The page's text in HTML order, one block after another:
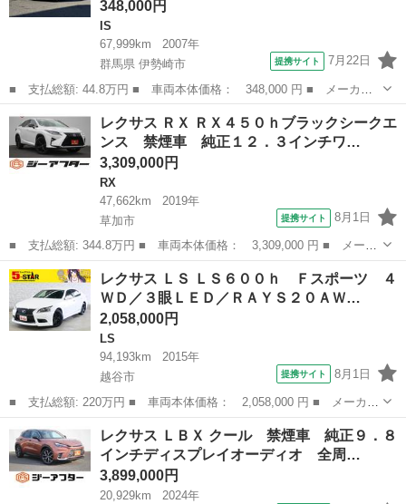
348,000円
IS
67,999km
2007年
群馬県 伊勢崎市
提携サイト 7月22日
■ 支払総額: 44.8万円 ■ 車両本体価格： 348,000 円 ■ メーカー
名： レクサス ■ 車種名： ＩＳ ■ グレード名： ＩＳ２５０
オートエアコン クルーズコントロール ＥＴＣ 運転席エアバッ
グ イモビライ...
群馬 伊勢崎市
レクサス ＲＸ ＲＸ４５０ｈブラックシークエ
ンス 禁煙車 純正１２．３インチワ…
3,309,000円
RX
47,662km
2019年
草加市
提携サイト 8月1日
■ 支払総額: 344.8万円 ■ 車両本体価格： 3,309,000 円 ■ メーカ
ー名： レクサス ■ 車種名： ＲＸ ■ グレード名： ＲＸ４５０
ｈブラックシークエンス 禁煙車 純正１２．３インチワイドナビ
フルセグ...
埼玉 草加市 RX
レクサス ＬＳ ＬＳ６００ｈ Ｆスポーツ ４
ＷＤ／３眼ＬＥＤ／ＲＡＹＳ２０ＡＷ…
2,058,000円
LS
94,193km
2015年
越谷市
提携サイト 8月1日
■ 支払総額: 220万円 ■ 車両本体価格： 2,058,000 円 ■ メーカー
名： レクサス ■ 車種名： ＬＳ ■ グレード名： ＬＳ６００
ｈ Ｆスポーツ ４ＷＤ／３眼ＬＥＤ／ＲＡＹＳ２０ＡＷ／黒革電動
エアシート／...
埼玉 LS
レクサス ＬＢＸ クール 禁煙車 純正９．８
インチディスプレイオーディオ 全周…
3,899,000円
20,929km
2024年